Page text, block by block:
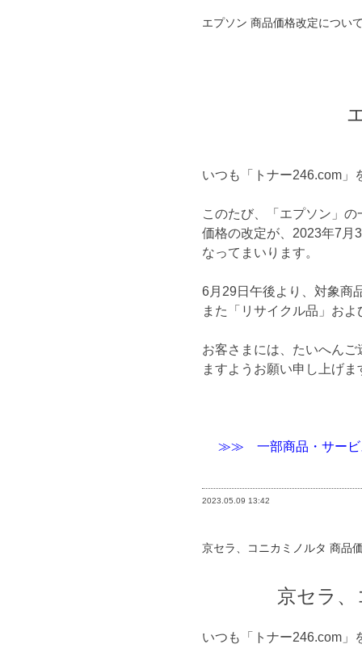
エプソン 商品価格改定につい
いつも「トナー246.com」
このたび、「エプソン」
価格の改定が、2023年7月
なってまいります。
6月29日午後より、対象商
また「リサイクル品」お
お客さまには、たいへん
ますようお願い申し上げま
≫≫ 一部商品・サービ
2023.05.09 13:42
京セラ、コニカミノルタ 商品
京セラ
いつも「トナー246.com」